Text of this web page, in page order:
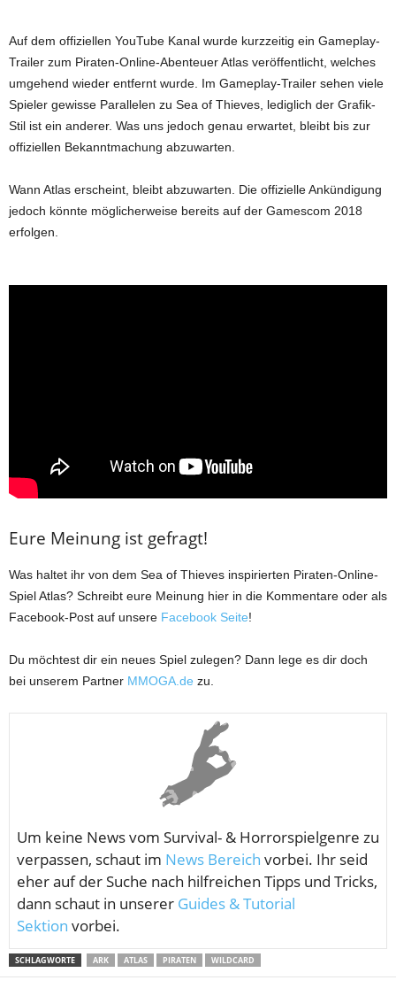
Auf dem offiziellen YouTube Kanal wurde kurzzeitig ein Gameplay-
Trailer zum Piraten-Online-Abenteuer Atlas veröffentlicht, welches
umgehend wieder entfernt wurde. Im Gameplay-Trailer sehen viele
Spieler gewisse Parallelen zu Sea of Thieves, lediglich der Grafik-
Stil ist ein anderer. Was uns jedoch genau erwartet, bleibt bis zur
offiziellen Bekanntmachung abzuwarten.
Wann Atlas erscheint, bleibt abzuwarten. Die offizielle Ankündigung
jedoch könnte möglicherweise bereits auf der Gamescom 2018
erfolgen.
Eure Meinung ist gefragt!
Was haltet ihr von dem Sea of Thieves inspirierten Piraten-Online-
Spiel Atlas? Schreibt eure Meinung hier in die Kommentare oder als
Facebook-Post auf unsere Facebook Seite!
Du möchtest dir ein neues Spiel zulegen? Dann lege es dir doch
bei unserem Partner MMOGA.de zu.
Um keine News vom Survival- & Horrorspielgenre zu
verpassen, schaut im News Bereich vorbei. Ihr seid
eher auf der Suche nach hilfreichen Tipps und Tricks,
dann schaut in unserer Guides & Tutorial
Sektion vorbei.
SCHLAGWORTE ARK ATLAS PIRATEN WILDCARD